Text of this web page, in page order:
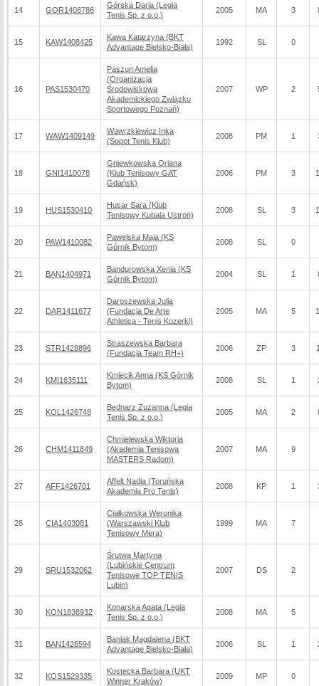
14 GOR1408786
Górska Daria (Legia
Tenis Sp. z o.o.)
2005 MA 3
15 KAW1408425
Kawa Katarzyna (BKT
Advantage Bielsko-Biała)
1992 SL 0
16 PAS1530470
Paszun Amelia
(Organizacja
Środowiskowa
Akademickiego Związku
Sportowego Poznań)
2007 WP 2
17 WAW1409149
Wawrzkiewicz Inka
(Sopot Tenis Klub)
2008 PM 1
18 GNI1410078
Gniewkowska Oriana
(Klub Tenisowy GAT
Gdańsk)
2006 PM 3
19 HUS1530410
Husar Sara (Klub
Tenisowy Kubala Ustroń)
2008 SL 3
20 PAW1410082
Pawelska Maja (KS
Górnik Bytom)
2008 SL 0
21 BAN1404971
Bandurowska Xenia (KS
Górnik Bytom)
2004 SL 1
22 DAR1411677
Daroszewska Julia
(Fundacja De Arte
Athletica - Tenis Kozerki)
2005 MA 5
23 STR1428896
Straszewska Barbara
(Fundacja Team RH+)
2006 ZP 3
24 KMI1635111
Kmiecik Anna (KS Górnik
Bytom)
2008 SL 1
25 KOL1426748
Bednarz Zuzanna (Legia
Tenis Sp. z o.o.)
2005 MA 2
26 CHM1411849
Chmielewska Wiktoria
(Akademia Tenisowa
MASTERS Radom)
2007 MA 9
27 AFF1426701
Affelt Nadia (Toruńska
Akademia Pro Tenis)
2008 KP 1
28 CIA1403081
Ciałkowska Weronika
(Warszawski Klub
Tenisowy Mera)
1999 MA 7
29 SRU1532062
Śrutwa Martyna
(Lubińskie Centrum
Tenisowe TOP TENIS
Lubin)
2007 DS 2
30 KON1838932
Konarska Agata (Legia
Tenis Sp. z o.o.)
2008 MA 5
31 BAN1426594
Baniak Magdalena (BKT
Advantage Bielsko-Biała)
2006 SL 1
32 KOS1529335
Kostecka Barbara (UKT
Winner Kraków)
2009 MP 0